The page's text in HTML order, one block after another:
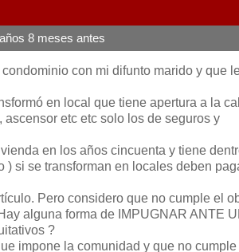
8 meses antes
con mi difunto marido y que
en local que tiene apertura a la
etc etc solo los de seguros y
en los años cincuenta y tiene
) si se transforman en locales deben
Pero considero que no cumple el
alguna forma de IMPUGNAR ANTE
?
impone la comunidad y que no